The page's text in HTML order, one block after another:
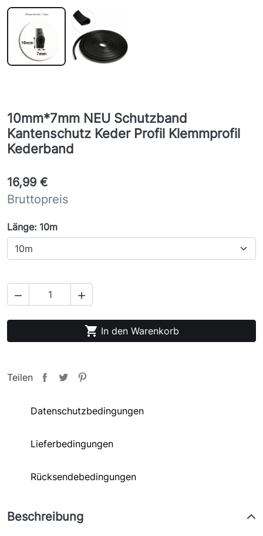
10mm*7mm NEU Schutzband
Kantenschutz Keder Profil Klemmprofil
Kederband
16,99 €
Bruttopreis
Länge: 10m
 
 In den Warenkorb
Teilen
Datenschutzbedingungen
Lieferbedingungen
Rücksendebedingungen
Beschreibung